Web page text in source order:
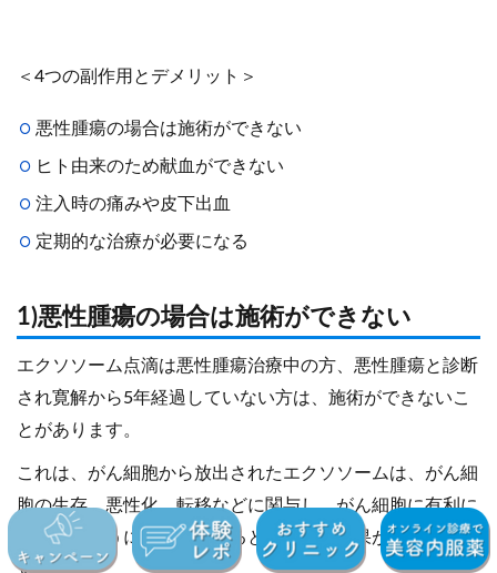
＜4つの副作用とデメリット＞
悪性腫瘍の場合は施術ができない
ヒト由来のため献血ができない
注入時の痛みや皮下出血
定期的な治療が必要になる
1)悪性腫瘍の場合は施術ができない
エクソソーム点滴は悪性腫瘍治療中の方、悪性腫瘍と診断
され寛解から5年経過していない方は、施術ができないこ
とがあります。
これは、がん細胞から放出されたエクソソームは、がん細
胞の生存、悪性化、転移などに関与し、がん細胞に有利に
はたらくように機能しているという研究結果があるためで